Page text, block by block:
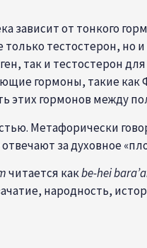
от тонкого
тестостерон, но
так и тестостерон
гормоны, такие
этих гормонов между
Метафорически
за духовное
читается какbe-hei
народность,